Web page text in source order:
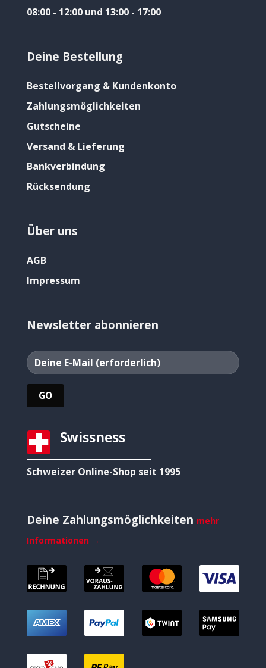
08:00 - 12:00 und 13:00 - 17:00
Deine Bestellung
Bestellvorgang & Kundenkonto
Zahlungsmöglichkeiten
Gutscheine
Versand & Lieferung
Bankverbindung
Rücksendung
Über uns
AGB
Impressum
Newsletter abonnieren
Swissness
Schweizer Online-Shop seit 1995
Deine Zahlungsmöglichkeiten mehr
Informationen →